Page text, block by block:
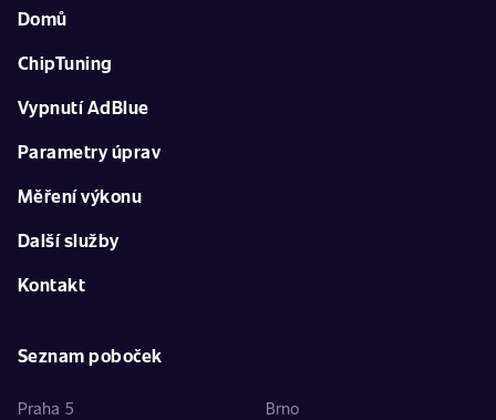
Domů
ChipTuning
Vypnutí AdBlue
Parametry úprav
Měření výkonu
Další služby
Kontakt
Seznam poboček
Praha 5
Brno